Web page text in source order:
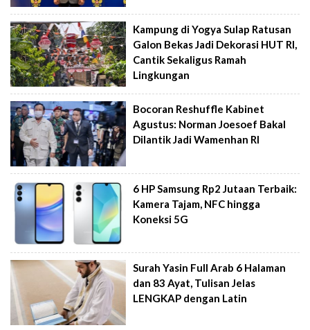
Kampung di Yogya Sulap Ratusan
Galon Bekas Jadi Dekorasi HUT RI,
Cantik Sekaligus Ramah
Lingkungan
Bocoran Reshuffle Kabinet
Agustus: Norman Joesoef Bakal
Dilantik Jadi Wamenhan RI
6 HP Samsung Rp2 Jutaan Terbaik:
Kamera Tajam, NFC hingga
Koneksi 5G
Surah Yasin Full Arab 6 Halaman
dan 83 Ayat, Tulisan Jelas
LENGKAP dengan Latin